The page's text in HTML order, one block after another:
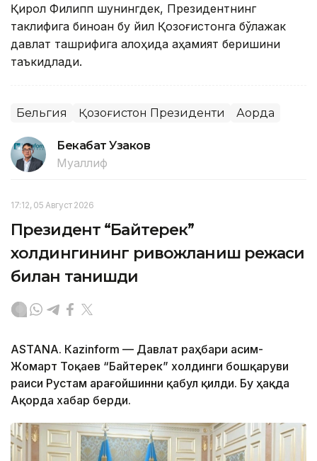
Қирол Филипп шунингдек, Президентнинг
таклифига биноан бу йил Қозоғистонга бўлажак
давлат ташрифига алоҳида аҳамият беришини
таъкидлади.
Бельгия Қозоғистон Президенти Ақорда
Бекабат Узаков
Муаллиф
17:12, 05 Август 2026
Президент “Байтерек”
холдингининг ривожланиш режаси
билан танишди
ASTANА. Каzinform — Давлат раҳбари Қасим-
Жомарт Тоқаев “Байтерек” холдинги бошқаруви
раиси Рустам Қарағойшинни қабул қилди. Бу ҳақда
Ақорда хабар берди.